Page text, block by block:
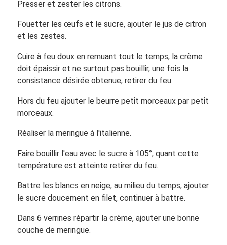
Presser et zester les citrons.
Fouetter les œufs et le sucre, ajouter le jus de citron
et les zestes.
Cuire à feu doux en remuant tout le temps, la crème
doit épaissir et ne surtout pas bouillir, une fois la
consistance désirée obtenue, retirer du feu.
Hors du feu ajouter le beurre petit morceaux par petit
morceaux.
Réaliser la meringue à l'italienne.
Faire bouillir l'eau avec le sucre à 105°, quant cette
température est atteinte retirer du feu.
Battre les blancs en neige, au milieu du temps, ajouter
le sucre doucement en filet, continuer à battre.
Dans 6 verrines répartir la crème, ajouter une bonne
couche de meringue.